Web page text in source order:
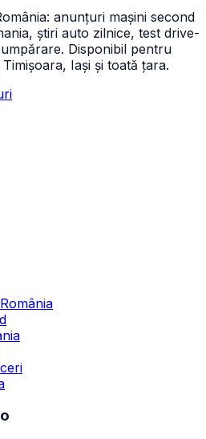
anunțuri mașini second
știri auto zilnice, test drive-
Disponibil pentru
Iași și toată țara.